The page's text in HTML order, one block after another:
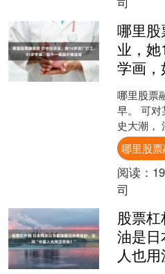
哪里
业，
学画
哪里股票
早。 可对
史大潮，
历了半个
凭借自己
哪里股
阅读：
司
股票
油是日
人也